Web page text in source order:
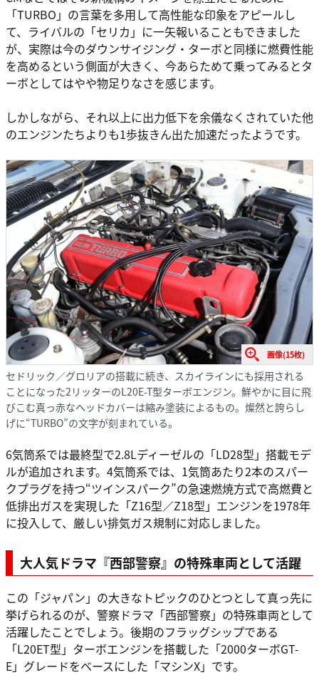
「TURBO」の言葉を多用して高性能な印象をアピールし
て、ライバルの「セリカ」に一矢報いることもできました
が、実際は今のダウンサイジング・ターボと同様に燃費性能
を高めるという側面が大きく、今あらためて乗ってみるとタ
ーボとしてはやや物足りなさを感じます。
しかしながら、それ以上に出力低下を余儀なくされていた他
のエンジンたちよりも1歩抜きん出た加速だったようです。
画像(15枚)
セドリック／グロリアの搭載に続き、スカイラインにも採用される
ことになった2リッターのL20E-T型ターボエンジン。鮮やかに目に飛
びこむ真っ赤なヘッドカバーは縮み塗装によるもの。燦然と誇らし
げに“TURBO”の文字が刻まれている。
6気筒系では最終型で2.8Lディーゼルの「LD28型」搭載モデ
ルが追加されます。4気筒系では、1気筒あたり2本のスパー
クプラグを持つ“ツインスパーク”の急速燃焼方式で高燃費と
低排出ガスを実現した「Z16型／Z18型」エンジンを1978年
に投入して、厳しい排気ガス規制に対応しました。
大人気ドラマ『西部警察』の特殊車両として活躍
この「ジャパン」の大きなトピックのひとつとして真っ先に
挙げられるのが、警察ドラマ「西部警察」の特殊車両として
活躍したことでしょう。後期のフラッグシップである
「L20ET型」ターボエンジンを搭載した「2000ターボGT-
E」グレードをベースにした「マシンX」です。